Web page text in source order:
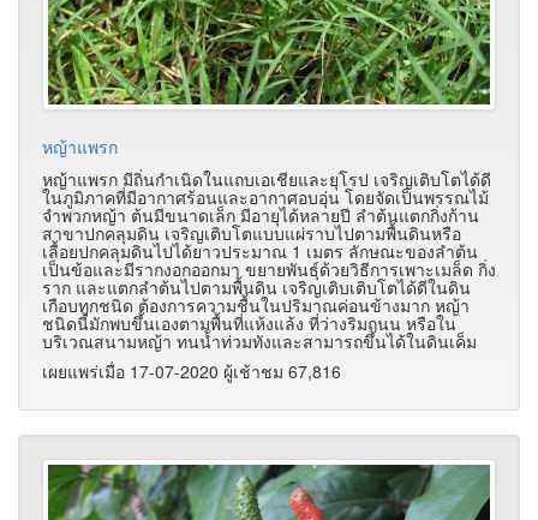
หญ้าแพรก
หญ้าแพรก มีถิ่นกำเนิดในแถบเอเชียและยุโรป เจริญเติบโตได้ดี
ในภูมิภาคที่มีอากาศร้อนและอากาศอบอุ่น โดยจัดเป็นพรรณไม้
จำพวกหญ้า ต้นมีขนาดเล็ก มีอายุได้หลายปี ลำต้นแตกกิ่งก้าน
สาขาปกคลุมดิน เจริญเติบโตแบบแผ่ราบไปตามพื้นดินหรือ
เลื้อยปกคลุมดินไปได้ยาวประมาณ 1 เมตร ลักษณะของลำต้น
เป็นข้อและมีรากงอกออกมา ขยายพันธุ์ด้วยวิธีการเพาะเมล็ด กิ่ง
ราก และแตกลำต้นไปตามพื้นดิน เจริญเติบเติบโตได้ดีในดิน
เกือบทุกชนิด ต้องการความชื้นในปริมาณค่อนข้างมาก หญ้า
ชนิดนี้มักพบขึ้นเองตามพื้นที่แห้งแล้ง ที่ว่างริมถนน หรือใน
บริเวณสนามหญ้า ทนน้ำท่วมทังและสามารถขึ้นได้ในดินเค็ม
เผยแพร่เมื่อ 17-07-2020 ผู้เช้าชม 67,816